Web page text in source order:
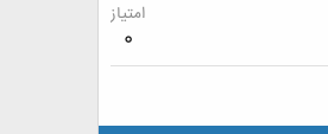
امتیاز
0